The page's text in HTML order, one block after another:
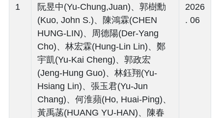
1
阮昱中(Yu-Chung,Juan)、郭樹勳
(Kuo, John S.)、陳鴻霖(CHEN
HUNG-LIN)、周德陽(Der-Yang
Cho)、林宏霖(Hung-Lin Lin)、鄭
宇凱(Yu-Kai Cheng)、郭政宏
(Jeng-Hung Guo)、林鈺翔(Yu-
Hsiang Lin)、張玉君(Yu-Jun
Chang)、何淮蘋(Ho, Huai-Ping)、
黃禹菡(HUANG YU-HAN)、陳春
2026
. 06